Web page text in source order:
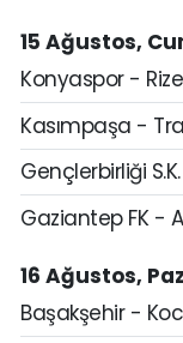
15 Ağustos,
Konyaspor -
Kasımpaşa -
Gençlerbirliği
Gaziantep FK -
16 Ağustos,
Başakşehir -